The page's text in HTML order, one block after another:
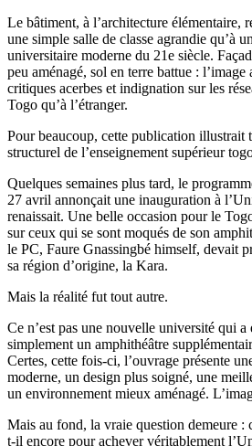
Le bâtiment, à l’architecture élémentaire,
une simple salle de classe agrandie qu’à
universitaire moderne du 21e siècle.
peu aménagé, sol en terre battue : l’image
critiques acerbes et indignation sur les
Togo qu’à l’étranger.
Pour beaucoup, cette publication illustrait
structurel de l’enseignement supérieur
Quelques semaines plus tard, le
27 avril annonçait une inauguration à
renaissait. Une belle occasion pour le
sur ceux qui se sont moqués de son
le PC, Faure Gnassingbé himself, devait
sa région d’origine, la Kara.
Mais la réalité fut tout autre.
Ce n’est pas une nouvelle université qui a
simplement un amphithéâtre
Certes, cette fois-ci, l’ouvrage présente
moderne, un design plus soigné, une
un environnement mieux aménagé.
Mais au fond, la vraie question demeure :
t-il encore pour achever véritablement